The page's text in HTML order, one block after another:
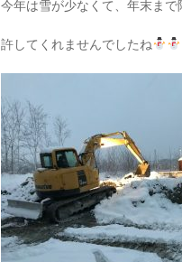
今年は雪が少なくて、年末まで
許してくれませんでしたね